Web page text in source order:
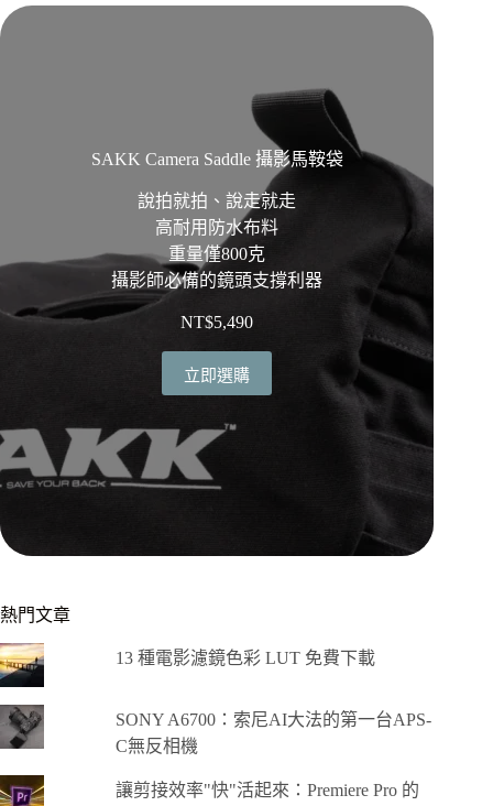
SAKK Camera Saddle 攝影馬鞍袋
說拍就拍、說走就走
高耐用防水布料
重量僅800克
攝影師必備的鏡頭支撐利器
NT$5,490
立即選購
熱門文章
13 種電影濾鏡色彩 LUT 免費下載
SONY A6700：索尼AI大法的第一台APS-
C無反相機
讓剪接效率"快"活起來：Premiere Pro 的